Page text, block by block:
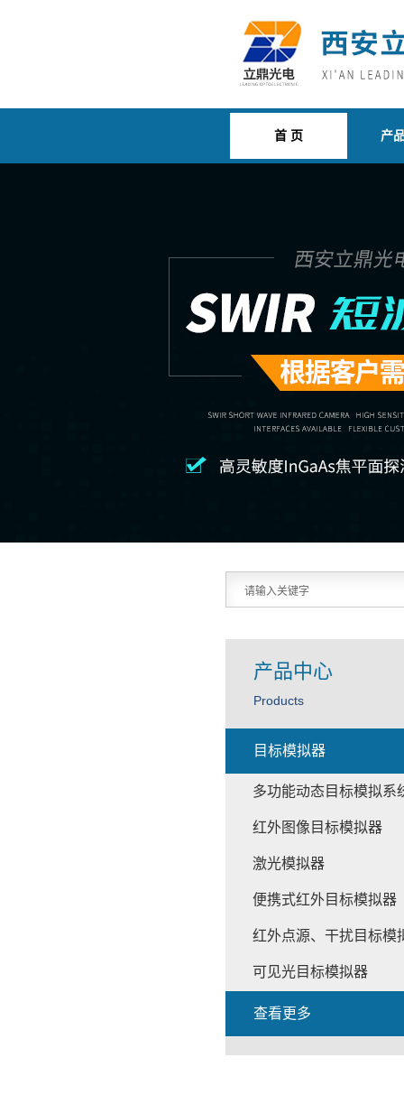
首 页 产
产品中心
Products
目标模拟器
多功能动态目标模拟系
红外图像目标模拟器
激光模拟器
便携式红外目标模拟器
红外点源、干扰目标模
可见光目标模拟器
查看更多